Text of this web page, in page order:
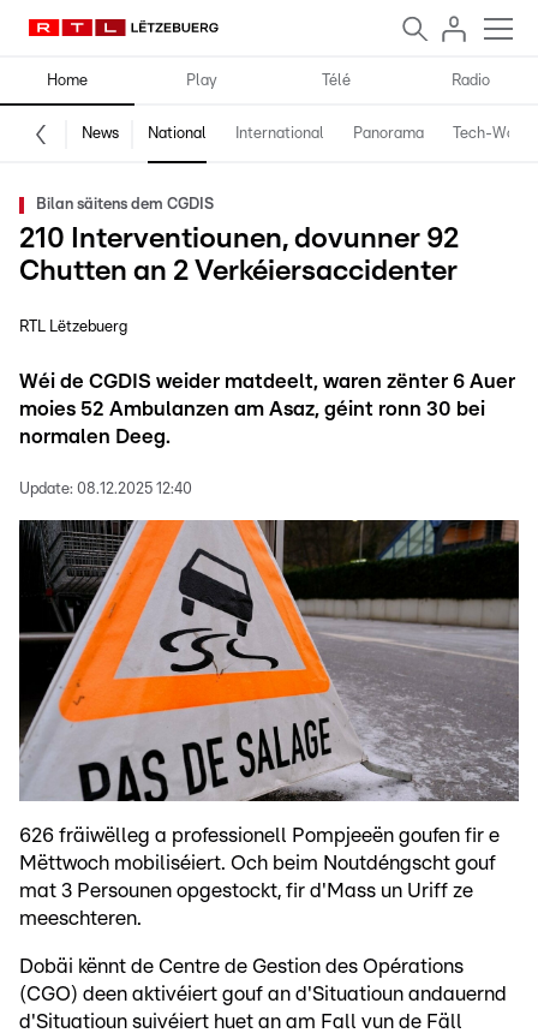
Home Play Télé Radio
News National International Panorama Tech-World
Bilan säitens dem CGDIS
210 Interventiounen, dovunner 92
Chutten an 2 Verkéiersaccidenter
RTL Lëtzebuerg
Wéi de CGDIS weider matdeelt, waren zënter 6 Auer
moies 52 Ambulanzen am Asaz, géint ronn 30 bei
normalen Deeg.
Update: 08.12.2025 12:40
626 fräiwëlleg a professionell Pompjeeën goufen fir e
Mëttwoch mobiliséiert. Och beim Noutdéngscht gouf
mat 3 Persounen opgestockt, fir d'Mass un Uriff ze
meeschteren.
Dobäi kënnt de Centre de Gestion des Opérations
(CGO) deen aktivéiert gouf an d'Situatioun andauernd
d'Situatioun suivéiert huet an am Fall vun de Fäll